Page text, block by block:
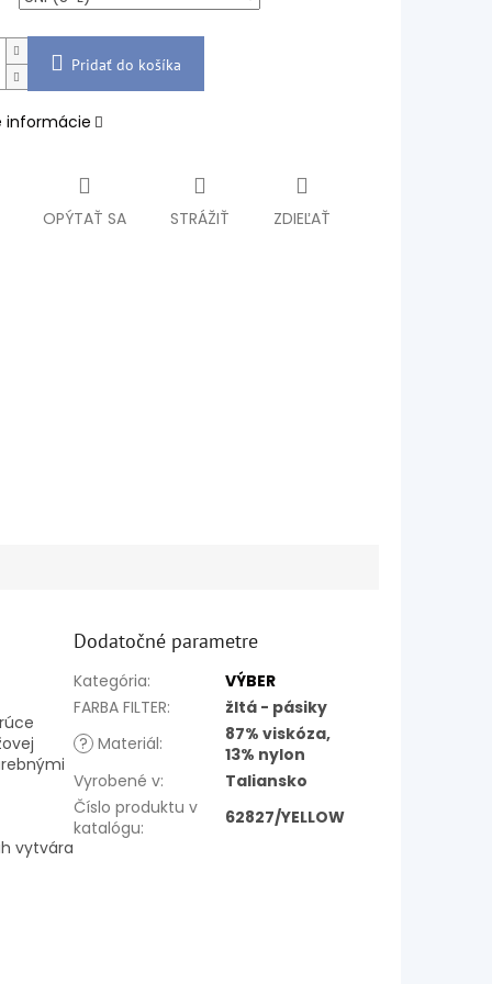
Pridať do košíka
informácie
OPÝTAŤ SA STRÁŽIŤ ZDIEĽAŤ
vytvára
Dodatočné parametre
Kategória:
VÝBER
FARBA FILTER:
žltá - pásiky
? Materiál:
87% viskóza,
13% nylon
Vyrobené v:
Taliansko
Číslo produktu v
katalógu: 62827/YELLOW